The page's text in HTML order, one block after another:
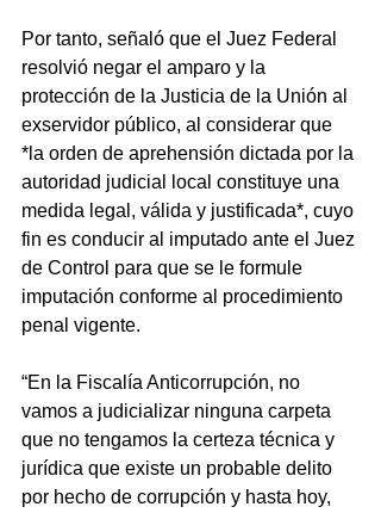
Por tanto, señaló que el Juez Federal
resolvió negar el amparo y la
protección de la Justicia de la Unión al
exservidor público, al considerar que
*la orden de aprehensión dictada por la
autoridad judicial local constituye una
medida legal, válida y justificada*, cuyo
fin es conducir al imputado ante el Juez
de Control para que se le formule
imputación conforme al procedimiento
penal vigente.
“En la Fiscalía Anticorrupción, no
vamos a judicializar ninguna carpeta
que no tengamos la certeza técnica y
jurídica que existe un probable delito
por hecho de corrupción y hasta hoy,